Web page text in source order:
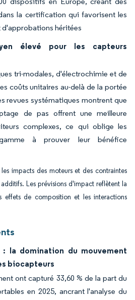
la certification qui favorisent les
héritées
élevé pour les capteurs
tri-modales, d'électrochimie et de
coûts unitaires au-delà de la portée
revues systématiques montrent que
de pas offrent une meilleure
complexes, ce qui oblige les
à prouver leur bénéfice
impacts des moteurs et des contraintes
Les prévisions d'impact reflètent la
effets de composition et les interactions
la domination du mouvement
biocapteurs
ont capturé 33,60 % de la part du
en 2025, ancrant l'analyse du